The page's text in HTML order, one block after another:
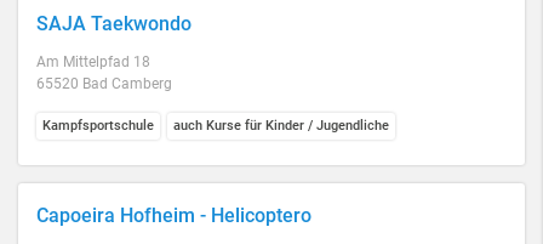
SAJA Taekwondo
Am Mittelpfad 18
65520 Bad Camberg
Kampfsportschule auch Kurse für Kinder / Jugendliche
Capoeira Hofheim - Helicoptero